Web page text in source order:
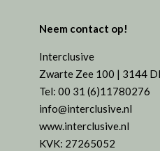
Neem contact op!
Interclusive
Zwarte Zee 100 | 3144
Tel: 00 31 (6)11780276
info@interclusive.nl
www.interclusive.nl
KVK: 27265052